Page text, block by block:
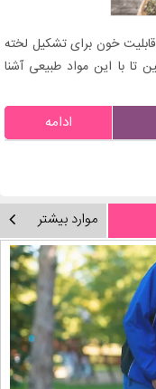
خون برای تشکیل لخته
تا با این مواد طبیعی آشنا
ادامه
موارد بیشتر